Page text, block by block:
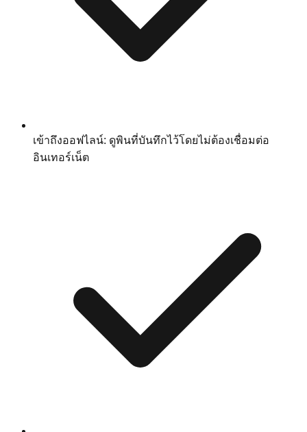
เข้าถึงออฟไลน์: ดูพินที่บันทึกไว้โดยไม่ต้องเชื่อมต่อ
อินเทอร์เน็ต